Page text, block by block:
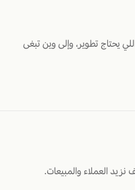
يحتاج تطوير، وإلى وين تبغى
العملاء والمبيعات.